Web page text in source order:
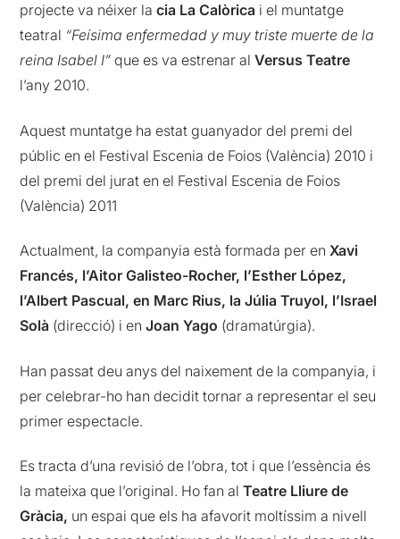
projecte va néixer lacia La Calòrica i el muntatge
teatral “Feísima enfermedad y muy triste muerte de la
reina Isabel I” que es va estrenar alVersus Teatre
l’any 2010.
Aquest muntatge ha estat guanyador del premi del
públic en el Festival Escenia de Foios (València) 2010 i
del premi del jurat en el Festival Escenia de Foios
(València) 2011
Actualment, la companyia està formada per enXavi
Francés, l’Aitor Galisteo-Rocher, l’Esther López,
l’Albert Pascual, en Marc Rius, la Júlia Truyol, l’Israel
Solà (direcció) i en Joan Yago (dramatúrgia).
Han passat deu anys del naixement de la companyia, i
per celebrar-ho han decidit tornar a representar el seu
primer espectacle.
Es tracta d’una revisió de l’obra, tot i que l’essència és
la mateixa que l’original. Ho fan alTeatre Lliure de
Gràcia, un espai que els ha afavorit moltíssim a nivell